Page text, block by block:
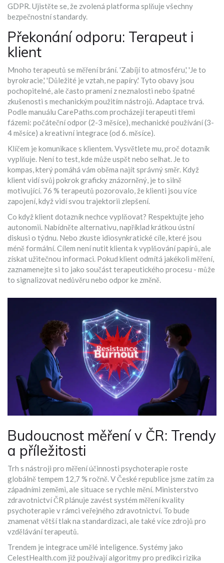
GDPR. Ujistěte se, že zvolená platforma splňuje všechny
bezpečnostní standardy.
Překonání odporu: Terapeut i
klient
Mnoho terapeutů se měření brání. 'Zabíjí to atmosféru,' 'Je to
byrokracie,' 'Důležité je vztah, ne papíry.' Tyto obavy jsou
pochopitelné, ale často pramení z neznalosti nebo špatné
zkušenosti s mechanickým použitím nástrojů. Adaptace trvá.
Podle manuálu CarePaths.com procházejí terapeuti třemi
fázemi: počáteční odpor (2-3 měsíce), mechanické používání (3-
4 měsíce) a kreativní integrace (od 6. měsíce).
Klíčem je komunikace s klientem. Vysvětlete mu, proč dotazník
vyplňuje. Není to test, kde může uspět nebo selhat. Je to
kompas, který pomáhá vám oběma najít správný směr. Když
klient vidí svůj pokrok graficky znázorněný, je to silně
motivující. 76 % terapeutů pozorovalo, že klienti jsou více
zapojení, když vidí svou trajektorii zlepšení.
Co když klient dotazník nechce vyplňovat? Respektujte jeho
autonomii. Nabídněte alternativu, například krátkou ústní
diskusi o týdnu. Nebo zkuste idiosynkratické cíle, které jsou
méně formální. Cílem není nutit klienta k vyplňování papírů, ale
získat užitečnou informaci. Pokud klient odmítá jakékoli měření,
zaznamenejte si to jako součást terapeutického procesu - může
to signalizovat nedůvěru nebo odpor ke změně.
Budoucnost měření v ČR: Trendy
a příležitosti
Trh s nástroji pro měření účinnosti psychoterapie roste
globálně tempem 12,7 % ročně. V České republice jsme zatím za
západními zeměmi, ale situace se rychle mění. Ministerstvo
zdravotnictví ČR plánuje zavést systém měření kvality
psychoterapie v rámci veřejného zdravotnictví. To bude
znamenat větší tlak na standardizaci, ale také více zdrojů pro
vzdělávání terapeutů.
Trendem je integrace umělé inteligence. Systémy jako
CelestHealth.com již používají algoritmy pro predikci rizika